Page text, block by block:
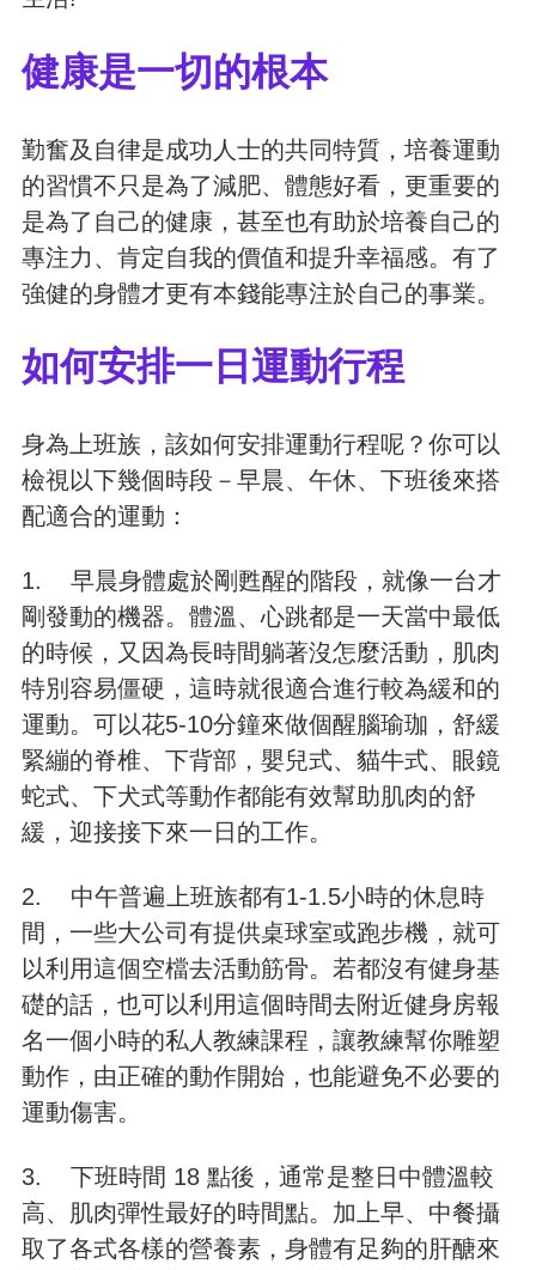
健康是一切的根本
勤奮及自律是成功人士的共同特質，培養運動
的習慣不只是為了減肥、體態好看，更重要的
是為了自己的健康，甚至也有助於培養自己的
專注力、肯定自我的價值和提升幸福感。有了
強健的身體才更有本錢能專注於自己的事業。
如何安排一日運動行程
身為上班族，該如何安排運動行程呢？你可以
檢視以下幾個時段－早晨、午休、下班後來搭
配適合的運動：
1. 早晨身體處於剛甦醒的階段，就像一台才
剛發動的機器。體溫、心跳都是一天當中最低
的時候，又因為長時間躺著沒怎麼活動，肌肉
特別容易僵硬，這時就很適合進行較為緩和的
運動。可以花5-10分鐘來做個醒腦瑜珈，舒緩
緊繃的脊椎、下背部，嬰兒式、貓牛式、眼鏡
蛇式、下犬式等動作都能有效幫助肌肉的舒
緩，迎接接下來一日的工作。
2. 中午普遍上班族都有1-1.5小時的休息時
間，一些大公司有提供桌球室或跑步機，就可
以利用這個空檔去活動筋骨。若都沒有健身基
礎的話，也可以利用這個時間去附近健身房報
名一個小時的私人教練課程，讓教練幫你雕塑
動作，由正確的動作開始，也能避免不必要的
運動傷害。
3. 下班時間 18 點後，通常是整日中體溫較
高、肌肉彈性最好的時間點。加上早、中餐攝
取了各式各樣的營養素，身體有足夠的肝醣來